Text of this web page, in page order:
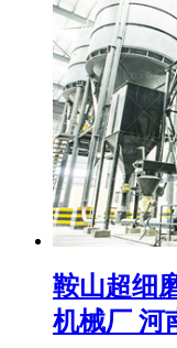
鞍山超细
机械厂 河